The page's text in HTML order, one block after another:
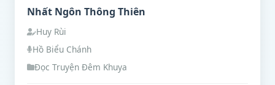
Nhất Ngôn Thông Thiên
Huy Rùi
Hồ Biểu Chánh
Đọc Truyện Đêm Khuya